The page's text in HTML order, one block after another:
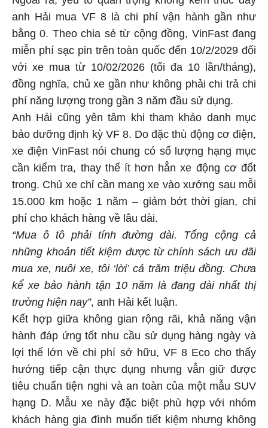
anh Hải mua VF 8 là chi phí vận hành gần như
bằng 0. Theo chia sẻ từ cộng đồng, VinFast đang
miễn phí sạc pin trên toàn quốc đến 10/2/2029 đối
với xe mua từ 10/02/2026 (tối đa 10 lần/tháng),
đồng nghĩa, chủ xe gần như không phải chi trả chi
phí năng lượng trong gần 3 năm đầu sử dụng.
Anh Hải cũng yên tâm khi tham khảo danh mục
bảo dưỡng định kỳ VF 8. Do đặc thù động cơ điện,
xe điện VinFast nói chung có số lượng hạng mục
cần kiểm tra, thay thế ít hơn hẳn xe động cơ đốt
trong. Chủ xe chỉ cần mang xe vào xưởng sau mỗi
15.000 km hoặc 1 năm – giảm bớt thời gian, chi
phí cho khách hàng về lâu dài.
“Mua ô tô phải tính đường dài. Tổng cộng cả
những khoản tiết kiệm được từ chính sách ưu đãi
mua xe, nuôi xe, tôi ‘lời’ cả trăm triệu đồng. Chưa
kể xe bảo hành tận 10 năm là đang dài nhất thị
trường hiện nay”, anh Hải kết luận.
Kết hợp giữa không gian rộng rãi, khả năng vận
hành đáp ứng tốt nhu cầu sử dụng hàng ngày và
lợi thế lớn về chi phí sở hữu, VF 8 Eco cho thấy
hướng tiếp cận thực dụng nhưng vẫn giữ được
tiêu chuẩn tiện nghi và an toàn của một mẫu SUV
hạng D. Mẫu xe này đặc biệt phù hợp với nhóm
khách hàng gia đình muốn tiết kiệm nhưng không